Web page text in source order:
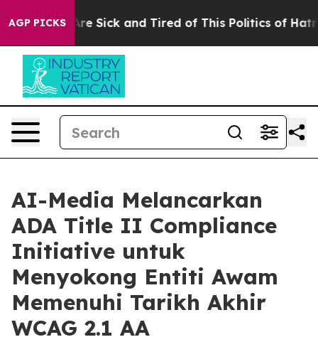
AGP PICKSAre Sick and Tired of This Politics of Hatred”
AI-Media Melancarkan
ADA Title II Compliance
Initiative untuk
Menyokong Entiti Awam
Memenuhi Tarikh Akhir
WCAG 2.1 AA